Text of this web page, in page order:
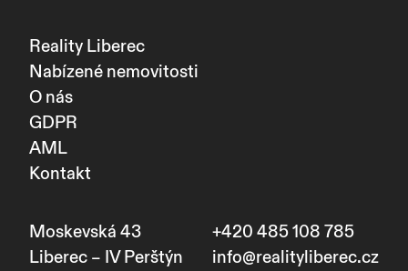
Reality Liberec
Nabízené nemovitosti
O nás
GDPR
AML
Kontakt
Moskevská 43
Liberec – IV Perštýn
+420 485 108 785
info@realityliberec.cz